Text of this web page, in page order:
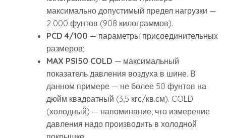
максимально допустимый предел нагрузки —
2 000 фунтов (908 килограммов).
PCD 4/100 — параметры присоединительных
размеров;
MAX PSI50 COLD — максимальный
показатель давления воздуха в шине. В
данном примере — не более 50 фунтов на
дюйм квадратный (3,5 кгс/кв.см). COLD
(холодный) — напоминание, что измерение
давления надо производить в холодной